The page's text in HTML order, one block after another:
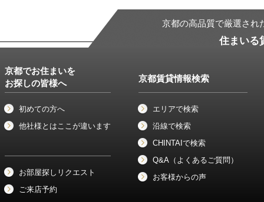
住まいる
京都の高品質で厳選され
京都でお住まいを
お探しの皆様へ
初めての方へ
他社様とはここが違います
お部屋探しリクエスト
ご来店予約
京都賃貸情報検索
エリアで検索
沿線で検索
CHINTAIで検索
Q&A（よくあるご質問）
お客様からの声